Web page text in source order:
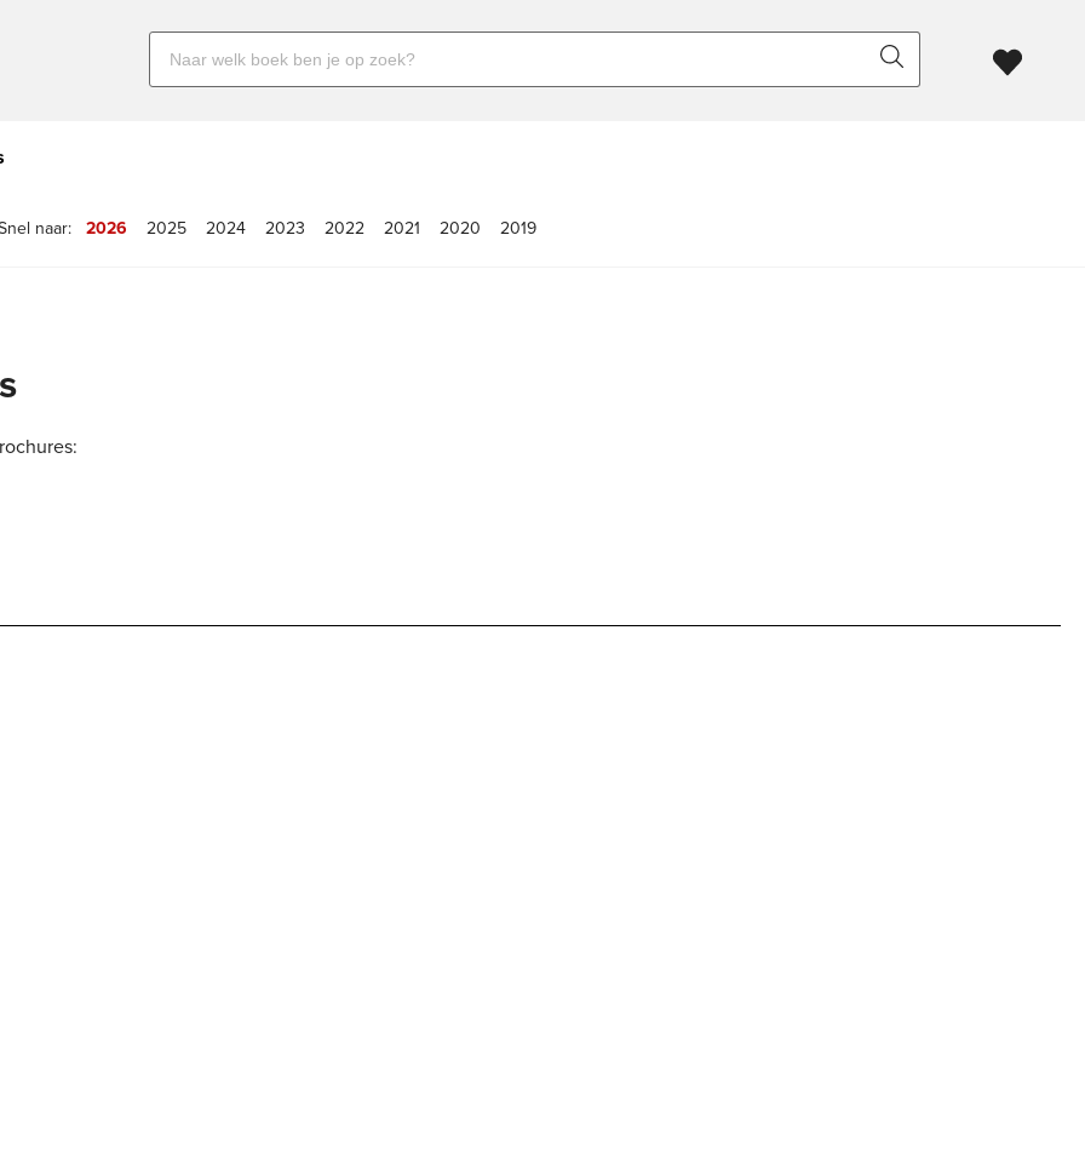
Zoeken
naar
naar: 2026 2025 2024 2023 2022 2021 2020 2019